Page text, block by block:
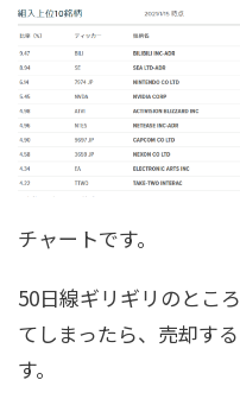
チャートです。
50日線ギリギリのとこ
てしまったら、売却す
す。